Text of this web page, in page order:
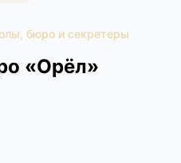
бюро и секретеры
«Орёл»